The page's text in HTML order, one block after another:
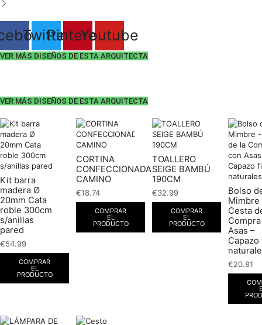
TwitterPinterestYoutube
VER MÁS DISEÑOS DE ESTA ARQUITECTA
VER MÁS DISEÑOS DE ESTA ARQUITECTA
Kit barra
madera Ø
20mm Cata
roble 300cm
s/anillas
pared
€54.99
COMPRAR
EL
PRODUCTO
CORTINA
CONFECCIONADA
CAMINO
€18.74
COMPRAR
EL
PRODUCTO
TOALLERO
SEIGE BAMBÚ
190CM
€32.99
COMPRAR
EL
PRODUCTO
Bolso
Mimbre
Cesta
Asas –
€20.81